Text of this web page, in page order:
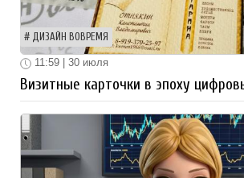
ДИЗАЙН ВОВРЕМЯ
11:59 | 30 июля
Визитные карточки в эпоху